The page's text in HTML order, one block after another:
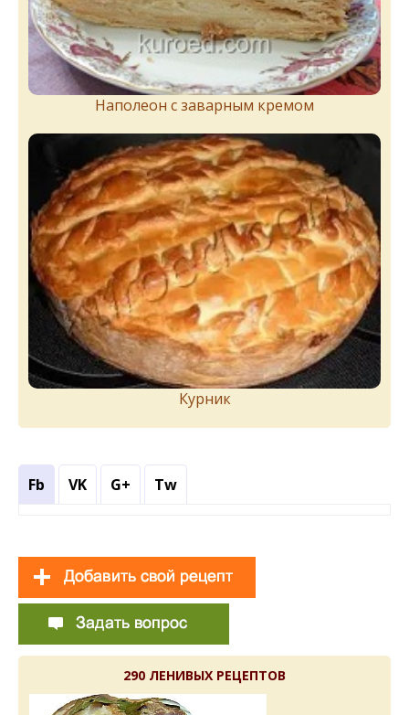
Наполеон с заварным кремом
Курник
Fb VK G+ Tw
290 ЛЕНИВЫХ РЕЦЕПТОВ